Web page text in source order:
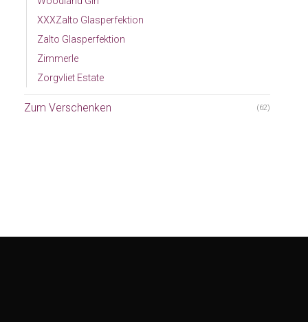
XXXZalto Glasperfektion
Zalto Glasperfektion
Zimmerle
Zorgvliet Estate
Zum Verschenken (62)